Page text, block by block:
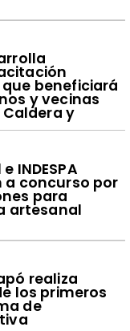
beneficiará
y vecinas
y
INDESPA
concurso por
para
artesanal
realiza
los primeros
de